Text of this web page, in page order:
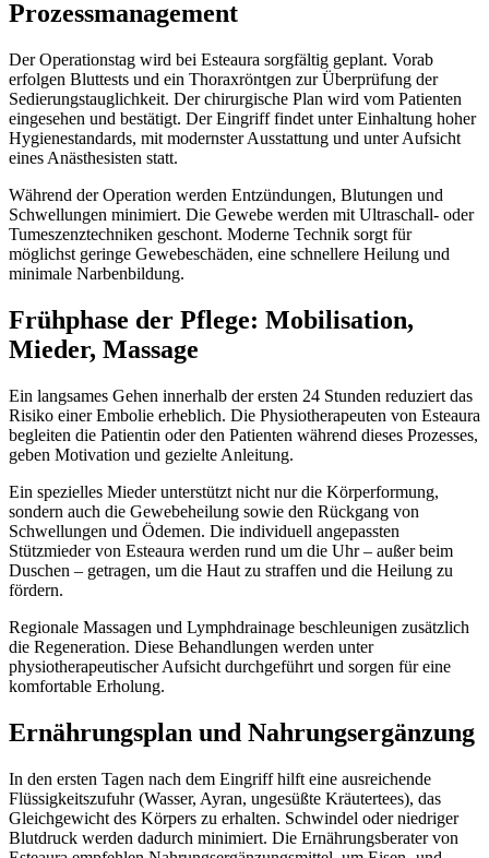
Prozessmanagement
Der Operationstag wird bei Esteaura sorgfältig geplant. Vorab
erfolgen Bluttests und ein Thoraxröntgen zur Überprüfung der
Sedierungstauglichkeit. Der chirurgische Plan wird vom Patienten
eingesehen und bestätigt. Der Eingriff findet unter Einhaltung hoher
Hygienestandards, mit modernster Ausstattung und unter Aufsicht
eines Anästhesisten statt.
Während der Operation werden Entzündungen, Blutungen und
Schwellungen minimiert. Die Gewebe werden mit Ultraschall- oder
Tumeszenztechniken geschont. Moderne Technik sorgt für
möglichst geringe Gewebeschäden, eine schnellere Heilung und
minimale Narbenbildung.
Frühphase der Pflege: Mobilisation,
Mieder, Massage
Ein langsames Gehen innerhalb der ersten 24 Stunden reduziert das
Risiko einer Embolie erheblich. Die Physiotherapeuten von Esteaura
begleiten die Patientin oder den Patienten während dieses Prozesses,
geben Motivation und gezielte Anleitung.
Ein spezielles Mieder unterstützt nicht nur die Körperformung,
sondern auch die Gewebeheilung sowie den Rückgang von
Schwellungen und Ödemen. Die individuell angepassten
Stützmieder von Esteaura werden rund um die Uhr – außer beim
Duschen – getragen, um die Haut zu straffen und die Heilung zu
fördern.
Regionale Massagen und Lymphdrainage beschleunigen zusätzlich
die Regeneration. Diese Behandlungen werden unter
physiotherapeutischer Aufsicht durchgeführt und sorgen für eine
komfortable Erholung.
Ernährungsplan und Nahrungsergänzung
In den ersten Tagen nach dem Eingriff hilft eine ausreichende
Flüssigkeitszufuhr (Wasser, Ayran, ungesüßte Kräutertees), das
Gleichgewicht des Körpers zu erhalten. Schwindel oder niedriger
Blutdruck werden dadurch minimiert. Die Ernährungsberater von